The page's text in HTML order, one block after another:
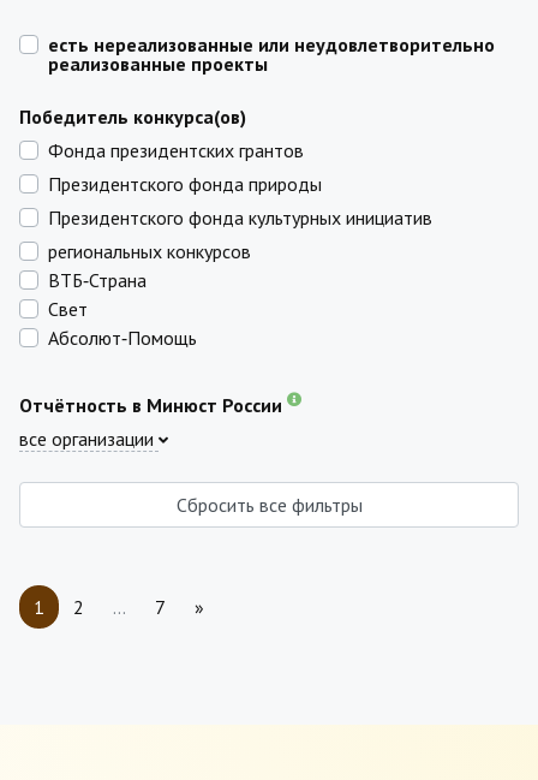
есть нереализованные или неудовлетворительно
реализованные проекты
Победитель конкурса(ов)
Фонда президентских грантов
Президентского фонда природы
Президентского фонда культурных инициатив
региональных конкурсов
ВТБ‑Страна
Свет
Абсолют‑Помощь
Отчётность в Минюст России
все организации
Сбросить все фильтры
1 2 … 7 »